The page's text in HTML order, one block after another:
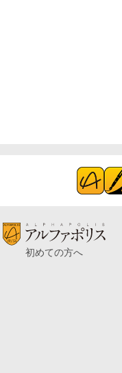
初めての方へ